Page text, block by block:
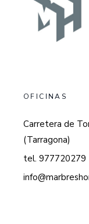
OFICINAS
Carretera de
(Tarragona)
tel. 977720279